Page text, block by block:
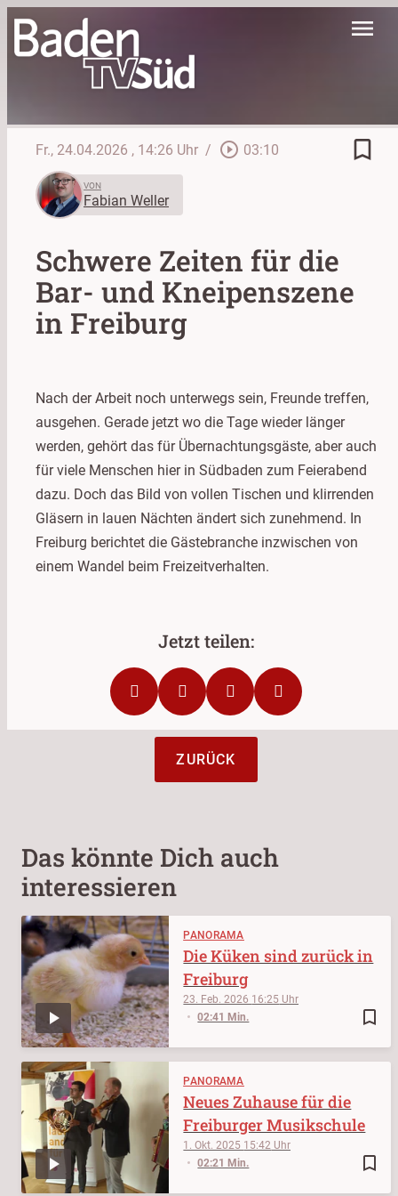
menu
Fr., 24.04.2026 , 14:26 Uhr / play_circle_outline 03:10 bookmark_border
VON
Fabian Weller
Schwere Zeiten für die
Bar- und Kneipenszene
in Freiburg
Nach der Arbeit noch unterwegs sein, Freunde treffen,
ausgehen. Gerade jetzt wo die Tage wieder länger
werden, gehört das für Übernachtungsgäste, aber auch
für viele Menschen hier in Südbaden zum Feierabend
dazu. Doch das Bild von vollen Tischen und klirrenden
Gläsern in lauen Nächten ändert sich zunehmend. In
Freiburg berichtet die Gästebranche inzwischen von
einem Wandel beim Freizeitverhalten.
ZURÜCK
Das könnte Dich auch
interessieren
PANORAMA
bookmark_border
23. Feb. 2026 16:25
02:41 Min.
Die Küken sind zurück in
Freiburg
PANORAMA
bookmark_border
1. Okt. 2025 15:42
02:21 Min.
Neues Zuhause für die
Freiburger Musikschule